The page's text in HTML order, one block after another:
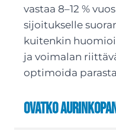
vastaa 8–12 %
sijoitukselle
kuitenkin
ja voimalan
optimoida
Ovatko